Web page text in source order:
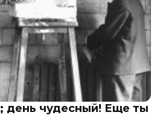
день чудесный! Еще ты